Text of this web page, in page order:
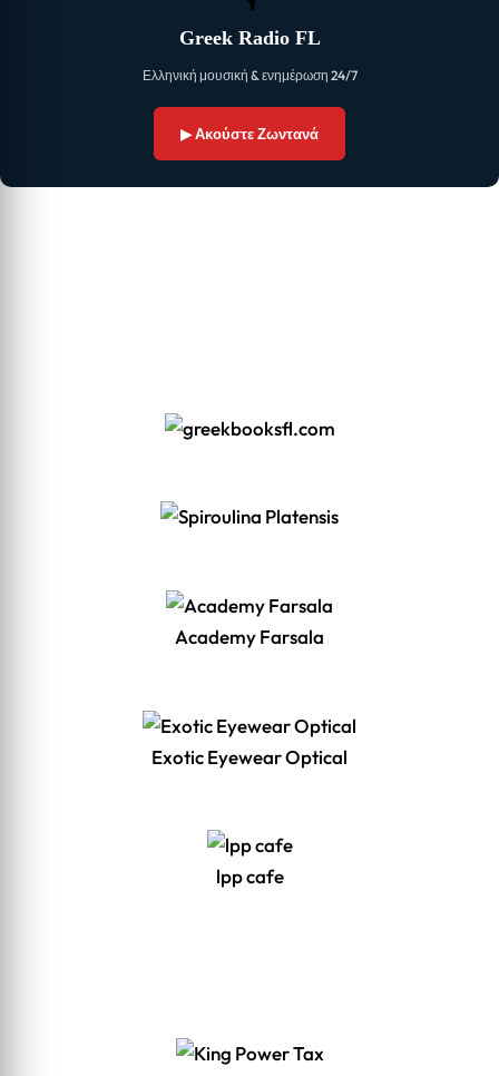
Greek Radio FL
Ελληνική μουσική & ενημέρωση 24/7
▶ Ακούστε Ζωντανά
Academy Farsala
Exotic Eyewear Optical
lpp cafe